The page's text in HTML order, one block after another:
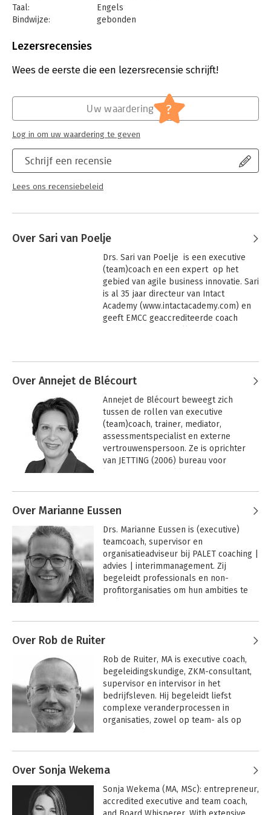
Taal:
Engels
Bindwijze:
gebonden
Uitgever:
Verschijningsdatum:
20-9-2024
Lezersrecensies
Wees de eerste die een lezersrecensie schrijft!
Schrijf een recensie
Lees ons recensiebeleid
Uw waardering ?
Log in om uw waardering te geven
Over Sari van Poelje
Drs. Sari van Poelje  is een executive
(team)coach en een expert  op het
gebied van agile business innovatie. Sari
is al 35 jaar directeur van Intact
Academy (www.intactacademy.com) en
geeft EMCC geaccrediteerde coach
ASML en Shell. Ze coacht executives en
coöperatief en innovatief te zijn. Ze is
de bedenker van het agile business
innovation model dat al 15 jaar in vele
bedrijven wordt gebruikt om time to
market te versnellen.
trainer en supervisor in de
transactionele analyse, PCM trainer en -
coach, MSc systemische teamcoach en
Msc supervisor.
Sari is voorzitter van de Vaksectie
Executive Coaching en redacteur van
het boek 7 perspectieven op
7 Perspectieven op
Bekijk alle boeken
Over Annejet de Blécourt
Annejet de Blécourt beweegt zich
tussen de rollen van executive
(team)coach, trainer, mediator,
assessmentspecialist en externe
vertrouwenspersoon. Ze is oprichter
van JETTING (2006) bureau voor
vertrouwenspersonen. Annejet is
scala aan assessments, voor zowel
individuen als teams; voor
aanstellingsassessments en
functiebenchmarks. Zij is ook expert op
het gebied van ethisch leiderschap.
Annejet is geaccrediteerd NOBCO-EMCC
www.jetting.nl |
www.perceptiedenken.nl |
www.vertrouwenskracht.com
Blécourt
7 Perspectieven op
leiderschap
Bekijk alle boeken
Over Marianne Eussen
Drs. Marianne Eussen is (executive)
teamcoach, supervisor en
organisatieadviseur bij PALET coaching |
advies | interimmanagement. Zij
begeleidt professionals en non-
profitorganisaties om hun ambities te
Auteur van 7 perspectieven op
coaching.
Eussen
7 Perspectieven op
leiderschap
Over Rob de Ruiter
Rob de Ruiter, MA is executive coach,
begeleidingskundige, ZKM-consultant,
supervisor en intervisor in het
bedrijfsleven. Hij begeleidt liefst
complexe veranderprocessen in
organisaties, zowel op team- als op
en verrijken. Als specialisaties heeft hij
van macht en machtsdynamieken in
organisaties, op individueel niveau is hij
Over Sonja Wekema
Sonja Wekema (MA, MSc): entrepreneur,
accredited executive and team coach,